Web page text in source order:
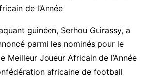
de l’Année
guinéen, Serhou Guirassy, a
parmi les nominés pour le
Meilleur Joueur Africain de l’Année
africaine de football